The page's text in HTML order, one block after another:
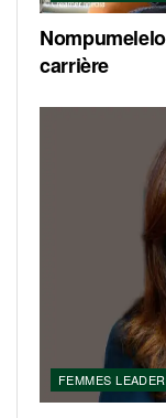
carrière
FEMMES